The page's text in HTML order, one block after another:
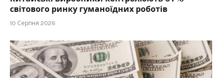
світового ринку гуманоїдних роботів
10 Серпня 2026